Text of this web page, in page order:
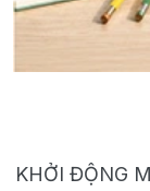
KHỞI ĐỘNG